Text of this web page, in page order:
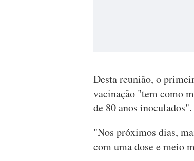
Desta reunião, o
vacinação "tem como
de 80 anos inoculados".
"Nos próximos dias,
com uma dose e meio